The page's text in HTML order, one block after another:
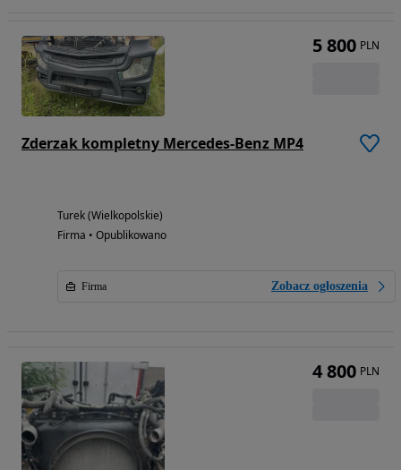
Zderzak kompletny Mercedes-Benz MP4
Turek (Wielkopolskie)
Firma • Opublikowano
Firma Zobacz ogłoszenia
5 800 PLN
4 800 PLN